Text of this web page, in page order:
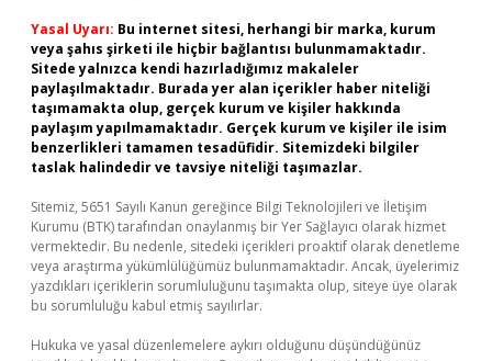
Yasal Uyarı: Bu internet sitesi, herhangi bir marka, kurum
veya şahıs şirketi ile hiçbir bağlantısı bulunmamaktadır.
Sitede yalnızca kendi hazırladığımız makaleler
paylaşılmaktadır. Burada yer alan içerikler haber niteliği
taşımamakta olup, gerçek kurum ve kişiler hakkında
paylaşım yapılmamaktadır. Gerçek kurum ve kişiler ile isim
benzerlikleri tamamen tesadüfidir. Sitemizdeki bilgiler
taslak halindedir ve tavsiye niteliği taşımazlar.
Sitemiz, 5651 Sayılı Kanun gereğince Bilgi Teknolojileri ve İletişim
Kurumu (BTK) tarafından onaylanmış bir Yer Sağlayıcı olarak hizmet
vermektedir. Bu nedenle, sitedeki içerikleri proaktif olarak denetleme
veya araştırma yükümlülüğümüz bulunmamaktadır. Ancak, üyelerimiz
yazdıkları içeriklerin sorumluluğunu taşımakta olup, siteye üye olarak
bu sorumluluğu kabul etmiş sayılırlar.
Hukuka ve yasal düzenlemelere aykırı olduğunu düşündüğünüz